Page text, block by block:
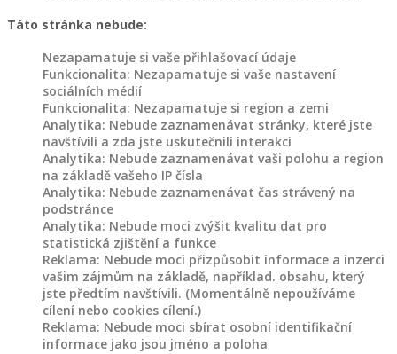
a
Products
search
SPOKOJENÝ
ZÁKAZNÍCI
TVORBA
Táto stránka nebude:
Nezapamatuje si vaše přihlašovací údaje
Funkcionalita: Nezapamatuje si vaše nastavení
sociálních médií
Funkcionalita: Nezapamatuje si region a zemi
Analytika: Nebude zaznamenávat stránky, které jste
navštívili a zda jste uskutečnili interakci
Analytika: Nebude zaznamenávat vaši polohu a region
na základě vašeho IP čísla
Analytika: Nebude zaznamenávat čas strávený na
podstránce
Analytika: Nebude moci zvýšit kvalitu dat pro
statistická zjištění a funkce
Reklama: Nebude moci přizpůsobit informace a inzerci
vašim zájmům na základě, například. obsahu, který
jste předtím navštívili. (Momentálně nepoužíváme
cílení nebo cookies cílení.)
Reklama: Nebude moci sbírat osobní identifikační
informace jako jsou jméno a poloha